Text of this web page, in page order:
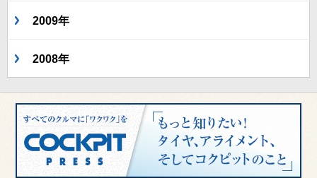
2009年
2008年